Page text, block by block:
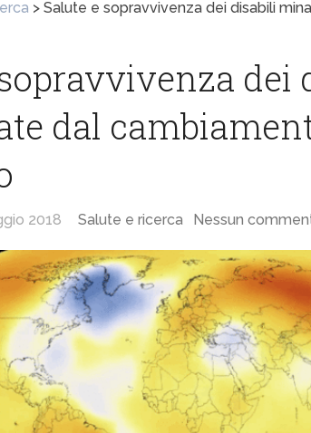
>Salute e sopravvivenza dei disabili
dei
dal
2018 Salute e ricerca Nessun